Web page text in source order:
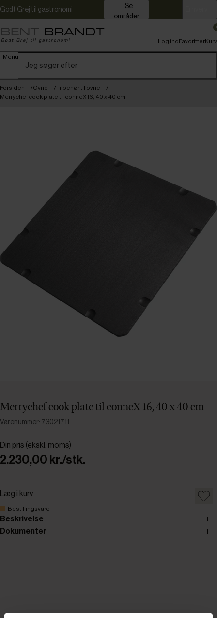
Godt Grej til gastronomi
områder
Menu
Log indFavoritterKurv
Forsiden Ovne
Tilbehør til ovne
Merrychef cook plate til conneX 16, 40 x 40 cm
Merrychef cook plate til conneX 16, 40 x 40 cm
Varenummer: 73021711
Din pris (ekskl. moms)
2.230,00 kr./stk.
Læg i kurv
Bestillingsvare
Beskrivelse
Dokumenter